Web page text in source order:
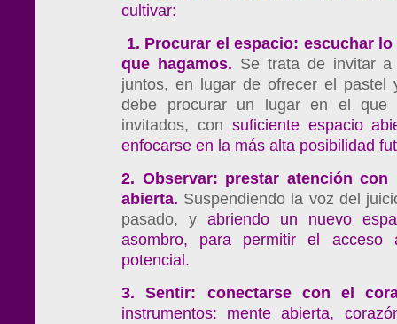
cultivar:
1. Procurar el espacio: escuchar
que hagamos. Se trata de invitar
juntos, en lugar de ofrecer el pastel
debe procurar un lugar en el que
invitados, con suficiente espacio
enfocarse en la más alta posibilidad
2. Observar: prestar atención con
abierta. Suspendiendo la voz del
pasado, y abriendo un nuevo
asombro, para permitir el acceso
potencial.
3.Sentir: conectarse con el
instrumentos: mente abierta,